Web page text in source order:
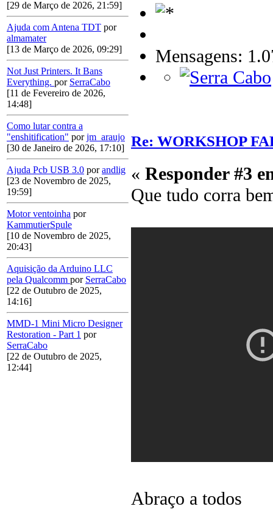
[29 de Março de 2026, 21:59]
Ajuda com Antena TDT por
almamater
[13 de Março de 2026, 09:29]
Not Just Printers. It Bans
Everything. por SerraCabo
[11 de Fevereiro de 2026,
14:48]
Como lutar contra a
"enshitification" porjm_araujo
[30 de Janeiro de 2026, 17:10]
Ajuda Pcb USB 3.0 porandlig
[23 de Novembro de 2025,
19:59]
Motor ventoinha por
KammutierSpule
[10 de Novembro de 2025,
20:43]
Aquisição da Arduino LLC
pela Qualcomm por SerraCabo
[22 de Outubro de 2025,
14:16]
MMD-1 Mini Micro Designer
Restoration - Part 1 por
SerraCabo
[22 de Outubro de 2025,
12:44]
Mensagens:
Re: WORKSHOP
« Responder #3
Que tudo corra
Abraço a todos